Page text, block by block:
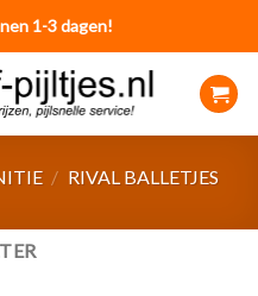
1-3 dagen!
/ RIVAL BALLETJES